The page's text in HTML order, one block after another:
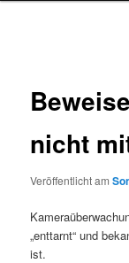
nicht
Veröffentlicht am
„enttarnt“ und
ist.